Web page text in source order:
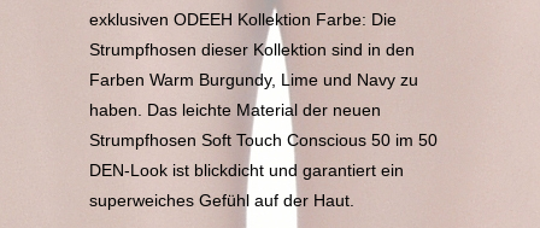
exklusiven ODEEH Kollektion Farbe: Die
Strumpfhosen dieser Kollektion sind in den
Farben Warm Burgundy, Lime und Navy zu
haben. Das leichte Material der neuen
Strumpfhosen Soft Touch Conscious 50 im 50
DEN-Look ist blickdicht und garantiert ein
superweiches Gefühl auf der Haut.